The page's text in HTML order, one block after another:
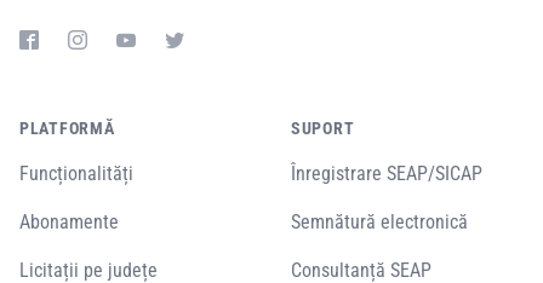
PLATFORMĂ
Funcționalități
Abonamente
Licitații pe județe
SUPORT
Înregistrare SEAP/SICAP
Semnătură electronică
Consultanță SEAP